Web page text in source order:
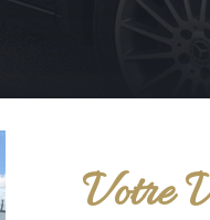
Votre